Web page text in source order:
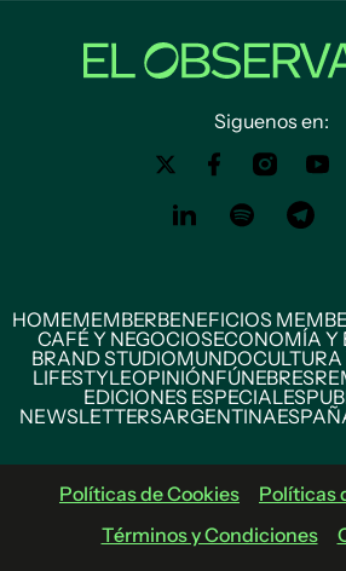
Siguenos en:
HOMEMEMBERBENEFICIOS
CAFÉ Y NEGOCIOSECONOMÍA Y
BRAND STUDIOMUNDOCULTURA
LIFESTYLEOPINIÓNFÚNEBRES
EDICIONES ESPECIALES
NEWSLETTERSARGENTINA
Políticas de Cookies
Políticas
Términos y Condiciones